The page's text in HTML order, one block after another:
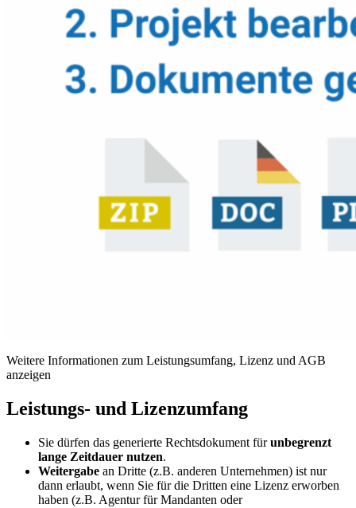
Weitere Informationen zum Leistungsumfang, Lizenz und AGB
anzeigen
Leistungs- und Lizenzumfang
Sie dürfen das generierte Rechtsdokument fürunbegrenzt
lange Zeitdauer nutzen.
Weitergabe an Dritte (z.B. anderen Unternehmen) ist nur
dann erlaubt, wenn Sie für die Dritten eine Lizenz erworben
haben (z.B. Agentur für Mandanten oder